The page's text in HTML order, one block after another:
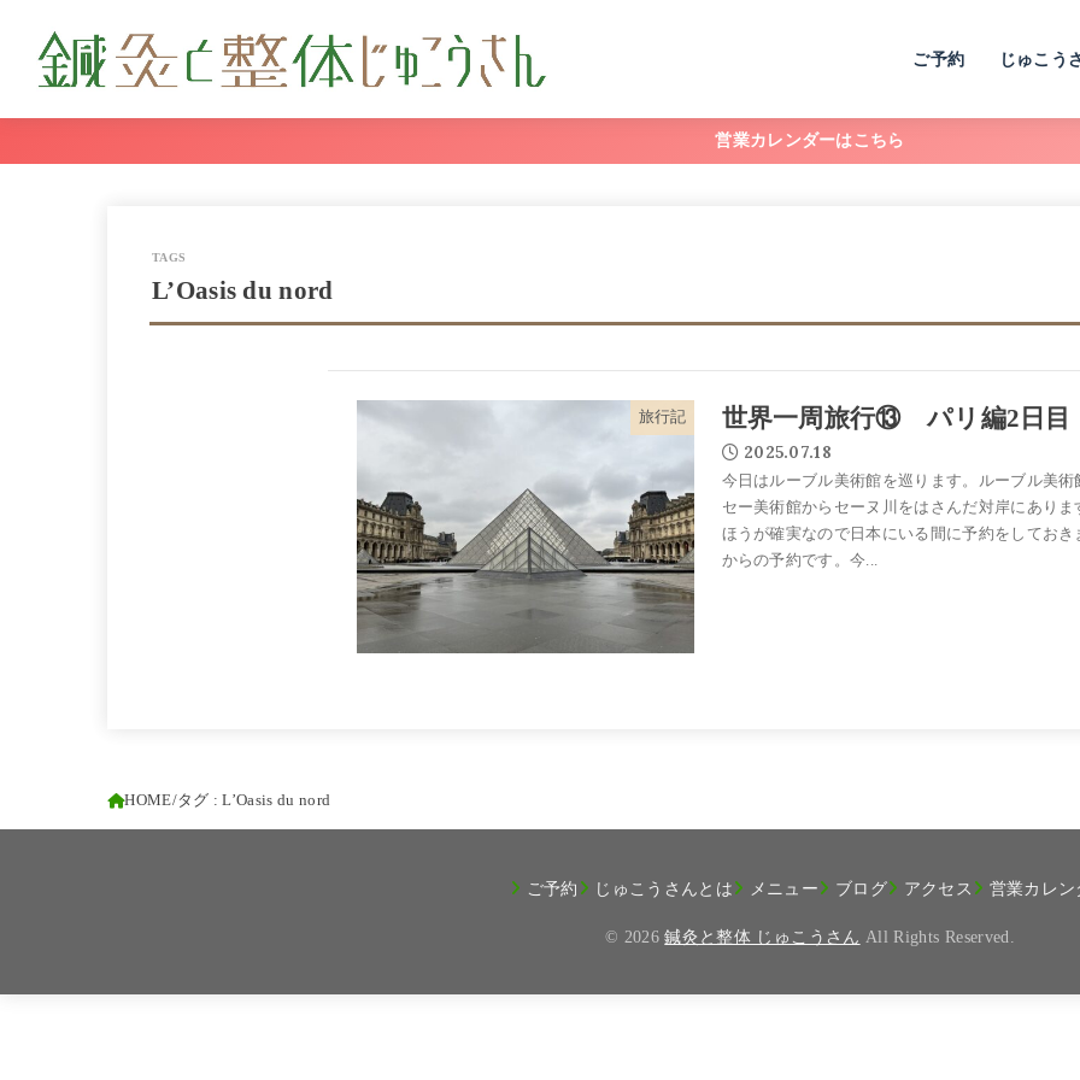
ご予約 じゅこう
営業カレンダーはこちら
L’Oasis du nord
旅行記 世界一周旅行⑬ パリ編2日目
2025.07.18
今日はルーブル美術館を巡ります。ルーブル美
セー美術館からセーヌ川をはさんだ対岸にあり
ほうが確実なので日本にいる間に予約をしてお
からの予約です。今...
HOME タグ : L’Oasis du nord
ご予約 じゅこうさんとは メニュー ブログ アクセス 営業カレン
© 2026鍼灸と整体 じゅこうさん All Rights Reserved.